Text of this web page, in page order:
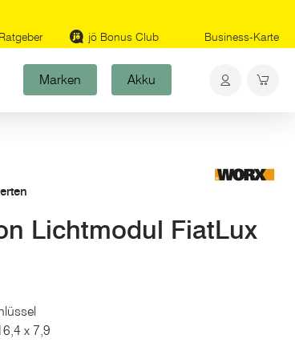
jö Bonus Club Business-Karte
Marken Akku
Lichtmodul FiatLux
x 7,9